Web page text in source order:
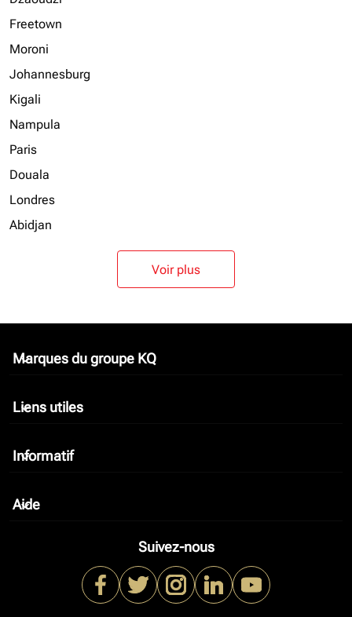
Freetown
Moroni
Johannesburg
Kigali
Nampula
Paris
Douala
Londres
Abidjan
Voir plus
Marques du groupe KQ
keyboard_arrow_down
Liens utiles
keyboard_arrow_down
Informatif
keyboard_arrow_down
Aide
keyboard_arrow_down
Suivez-nous